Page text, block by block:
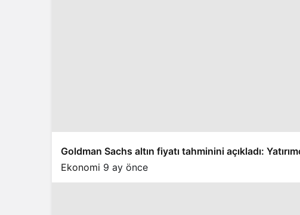
Goldman Sachs altın fiyatı tahminini açıkladı:
Ekonomi 9 ay önce